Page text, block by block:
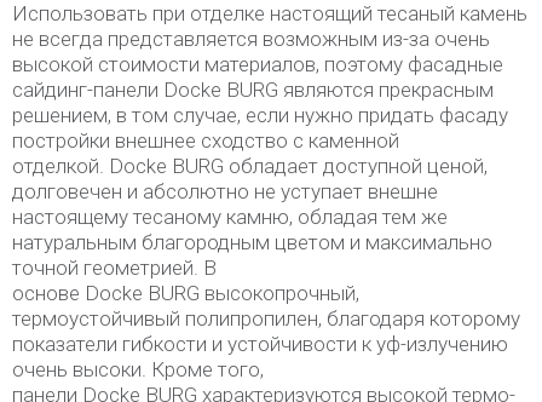
Использовать при отделке настоящий тесаный камень
не всегда представляется возможным из-за очень
высокой стоимости материалов, поэтому фасадные
сайдинг-панели Docke BURG являются прекрасным
решением, в том случае, если нужно придать фасаду
постройки внешнее сходство с каменной
отделкой. Docke BURG обладает доступной ценой,
долговечен и абсолютно не уступает внешне
настоящему тесаному камню, обладая тем же
натуральным благородным цветом и максимально
точной геометрией. В
основе Docke BURG высокопрочный,
термоустойчивый полипропилен, благодаря которому
показатели гибкости и устойчивости к уф-излучению
очень высоки. Кроме того,
панели Docke BURG характеризуются высокой термо-